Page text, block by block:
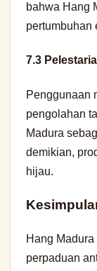
bahwa Hang
pertumbuhan
7.3
Penggunaan
pengolahan
Madura
demikian,
hijau.
Hang
perpaduan